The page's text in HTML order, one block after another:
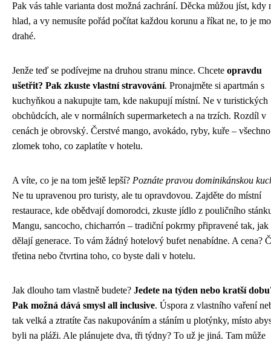
Pak vás tahle varianta dost možná zachrání. Děcka můžou jíst, kdy
hlad, a vy nemusíte pořád počítat každou korunu a říkat ne, to je
drahé.
Jenže teď se podívejme na druhou stranu mince. Chcete opravdu
ušetřit? Pak zkuste vlastní stravování. Pronajměte si apartmán s
kuchyňkou a nakupujte tam, kde nakupují místní. Ne v turistických
obchůdcích, ale v normálních supermarketech a na trzích. Rozdíl v
cenách je obrovský. Čerstvé mango, avokádo, ryby, kuře –
zlomek toho, co zaplatíte v hotelu.
A víte, co je na tom ještě lepší? Poznáte pravou dominikánskou
Ne tu upravenou pro turisty, ale tu opravdovou. Zajděte do místní
restaurace, kde obědvají domorodci, zkuste jídlo z pouličního
Mangu, sancocho, chicharrón – tradiční pokrmy připravené tak, jak
dělají generace. To vám žádný hotelový bufet nenabídne. A cena?
třetina nebo čtvrtina toho, co byste dali v hotelu.
Jak dlouho tam vlastně budete? Jedete na týden nebo kratší
Pak možná dává smysl all inclusive. Úspora z vlastního vaření
tak velká a ztratíte čas nakupováním a stáním u plotýnky, místo
byli na pláži. Ale plánujete dva, tři týdny? To už je jiná. Tam může